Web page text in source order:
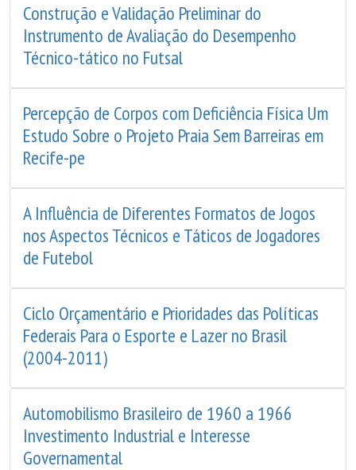
Construção e Validação Preliminar do
Instrumento de Avaliação do Desempenho
Técnico-tático no Futsal
Percepção de Corpos com Deficiência Física Um
Estudo Sobre o Projeto Praia Sem Barreiras em
Recife-pe
A Influência de Diferentes Formatos de Jogos
nos Aspectos Técnicos e Táticos de Jogadores
de Futebol
Ciclo Orçamentário e Prioridades das Políticas
Federais Para o Esporte e Lazer no Brasil
(2004-2011)
Automobilismo Brasileiro de 1960 a 1966
Investimento Industrial e Interesse
Governamental